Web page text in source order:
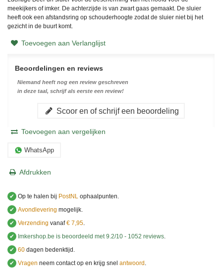
meekijkers of imker. De achterzijde is van zwart gaas gemaakt. De sluier
heeft ook een afstandsring op schouderhoogte zodat de sluier niet bij het
gezicht in de buurt komt.
Toevoegen aan Verlanglijst
Beoordelingen en reviews
Niemand heeft nog een review geschreven
in deze taal, schrijf als eerste een review!
Scoor en of schrijf een beoordeling
Toevoegen aan vergelijken
WhatsApp
Afdrukken
✔ Op te halen bij PostNL ophaalpunten.
✔ Avondlevering mogelijk.
✔ Verzending vanaf€ 7,95.
✔
Imkershop.be is beoordeeld met9.2/10 - 1052 reviews.
✔ 60 dagen bedenktijd.
✔ Vragen neem contact op en krijg snel antwoord .